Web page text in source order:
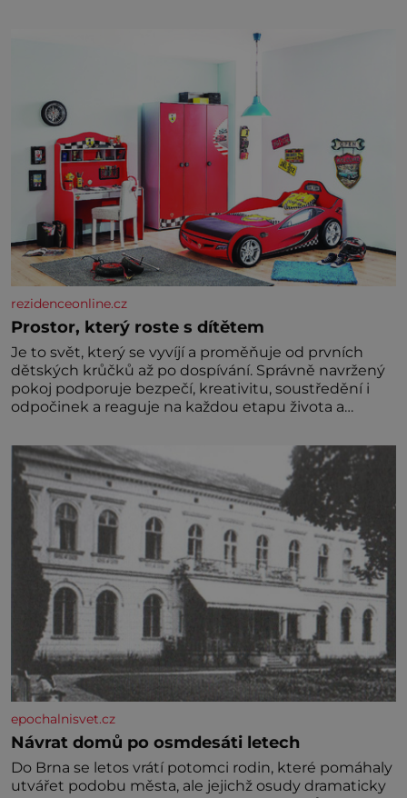
dávných lidí nesmírně dobře zachovalá, přičítají
odborníci zdejším klimatickým podmínkám. Sucho,
rezidenceonline.cz
Prostor, který roste s dítětem
Je to svět, který se vyvíjí a proměňuje od prvních
dětských krůčků až po dospívání. Správně navržený
pokoj podporuje bezpečí, kreativitu, soustředění i
odpočinek a reaguje na každou etapu života a
jednoduchost, měkkost a bezpečí, proto by pokoj
miminka měl působit především klidně a útulně.
Předškolní věk je
epochalnisvet.cz
Návrat domů po osmdesáti letech
Do Brna se letos vrátí potomci rodin, které pomáhaly
utvářet podobu města, ale jejichž osudy dramaticky